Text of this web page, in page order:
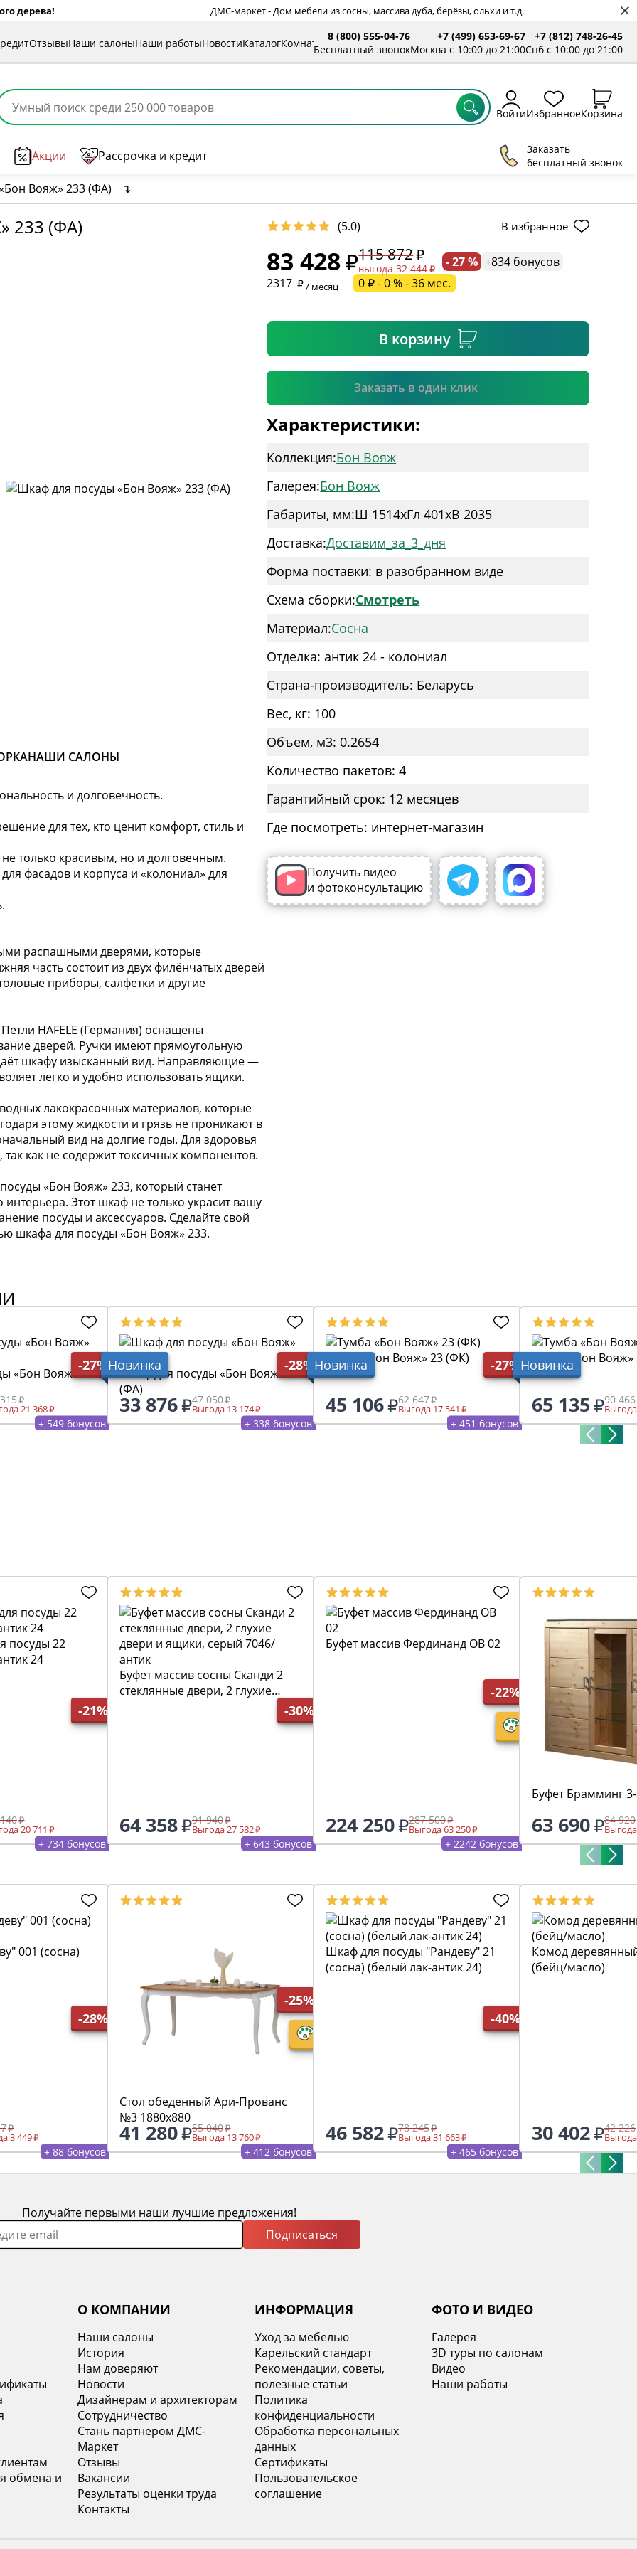
дерева! ДМС-маркет - Дом мебели из сосны, массива дуба, берёзы, ольхи и т.д.
ОтзывыНаши салоныНаши работыНовостиКаталогКомнаты
8 (800) 555-04-76
Бесплатный звонок
+7 (499) 653-69-67
Москва с 10:00 до 21:00
+7 (812) 748-26-45
Спб с 10:00 до 21:00
ВойтиИзбранноеКорзина
Акции Рассрочка и кредит
Заказать
бесплатный звонок
Вояж» 233 (ФА) ↴
233 (ФА) (5.0) В избранное
НАШИ САЛОНЫ
и долговечность.
для тех, кто ценит комфорт, стиль и
только красивым, но и долговечным.
фасадов и корпуса и «колониал» для
распашными дверями, которые
часть состоит из двух филёнчатых дверей
приборы, салфетки и другие
HAFELE (Германия) оснащены
дверей. Ручки имеют прямоугольную
шкафу изысканный вид. Направляющие —
легко и удобно использовать ящики.
лакокрасочных материалов, которые
этому жидкости и грязь не проникают в
вид на долгие годы. Для здоровья
как не содержит токсичных компонентов.
«Бон Вояж» 233, который станет
Этот шкаф не только украсит вашу
посуды и аксессуаров. Сделайте свой
шкафа для посуды «Бон Вояж» 233.
83 428 115 872
выгода 32 444 - 27 % +834 бонусов
2317
/ месяц 0 ₽ - 0 % - 36 мес.
В корзину
Заказать в один клик
* необязательное поле
Подтвердить
Характеристики:
Коллекция:Бон Вояж
Галерея:Бон Вояж
Габариты, мм:Ш 1514xГл 401xВ 2035
Доставка:Доставим_за_3_дня
Форма поставки: в разобранном виде
Схема сборки:Смотреть
Материал:Сосна
Отделка: антик 24 - колониал
Страна-производитель: Беларусь
Вес, кг: 100
Объем, м3: 0.2654
Количество пакетов: 4
Гарантийный срок: 12 месяцев
Где посмотреть: интернет-магазин
Получить видео
и фотоконсультацию
-27%
«Бон Вояж» 22
21 368
+ 549 бонусов
Новинка -28%
Шкаф для посуды «Бон Вояж» 11
(ФА)
33 876 47 050
Выгода 13 174
+ 338 бонусов
Новинка -27%
Тумба «Бон Вояж» 23 (ФК)
45 106 62 647
Выгода 17 541
+ 451 бонусов
Новинка
Тумба «Бон Вояж»
65 135 90 466
-21%
посуды 22
24
20 711
+ 734 бонусов
-30%
Буфет массив сосны Сканди 2
стеклянные двери, 2 глухие
64 358 91 940
Выгода 27 582
+ 643 бонусов
-22%
Буфет массив Фердинанд ОВ 02
224 250 287 500
Выгода 63 250
+ 2242 бонусов
Буфет Брамминг
63 690 84 920
-28%
001 (сосна)
3 449
+ 88 бонусов
-25%
Стол обеденный Ари-Прованс
№3 1880х880
41 280 55 040
Выгода 13 760
+ 412 бонусов
-40%
Шкаф для посуды "Рандеву" 21
(сосна) (белый лак-антик 24)
46 582 78 245
Выгода 31 663
+ 465 бонусов
Комод
(бейц/масло)
30 402 42 226
Получайте первыми наши лучшие предложения!
Подписаться
обмена и
О КОМПАНИИ
Наши салоны
История
Нам доверяют
Новости
Дизайнерам и архитекторам
Сотрудничество
Стань партнером ДМС-
Маркет
Отзывы
Вакансии
Результаты оценки труда
Контакты
ИНФОРМАЦИЯ
Уход за мебелью
Карельский стандарт
Рекомендации, советы,
полезные статьи
Политика
конфиденциальности
Обработка персональных
данных
Сертификаты
Пользовательское
соглашение
ФОТО И ВИДЕО
Галерея
3D туры по салонам
Видео
Наши работы